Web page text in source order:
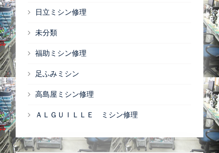
日立ミシン修理
未分類
福助ミシン修理
足ふみミシン
高島屋ミシン修理
ＡＬＧＵＩＬＬＥ ミシン修理